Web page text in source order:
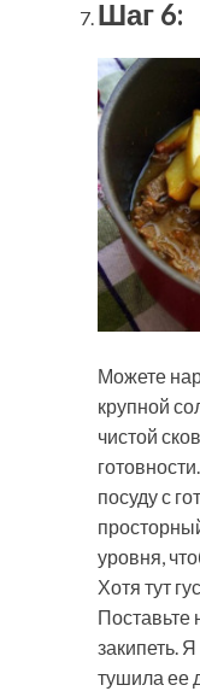
Шаг 6:
Можете
крупной
чистой
посуду с
уровня,
Хотя тут
Поставьте
закипеть.
тушила ее